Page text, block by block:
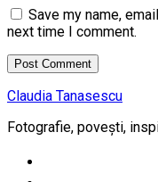
Save my name,
next time I comment.
Claudia Tanasescu
Fotografie, povești,